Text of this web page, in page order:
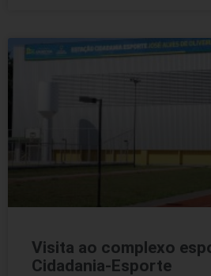
Visita ao complexo
Cidadania-Esporte